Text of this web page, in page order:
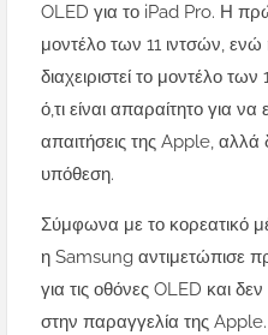
OLED για το iPad Pro. Η
μοντέλο των 11 ιντσών,
διαχειριστεί το μοντέλο
ό,τι είναι απαραίτητο για να
απαιτήσεις της Apple, αλλά
υπόθεση.
Σύμφωνα με το κορεατικό
η Samsung αντιμετώπισε
για τις οθόνες OLED και
στην παραγγελία της